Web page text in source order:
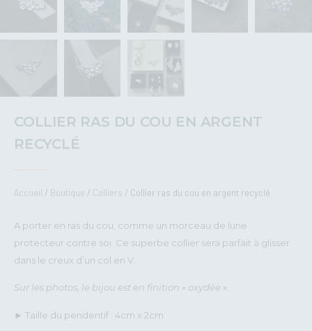
COLLIER RAS DU COU EN ARGENT
RECYCLÉ
Accueil / Boutique / Colliers / Collier ras du cou en argent recyclé
A porter en ras du cou, comme un morceau de lune
protecteur contre soi. Ce superbe collier sera parfait à glisser
dans le creux d’un col en V.
Sur les photos, le bijou est en finition « oxydée ».
► Taille du pendentif : 4cm x 2cm